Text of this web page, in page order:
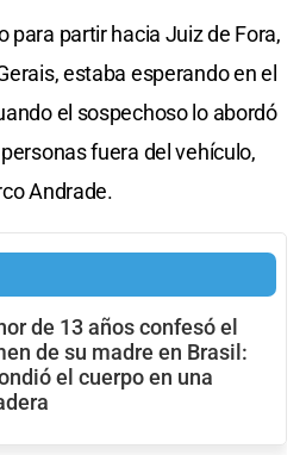
para partir hacia Juiz de Fora,
estaba esperando en el
el sospechoso lo abordó
fuera del vehículo,
Andrade.
de 13 años confesó el
de su madre en Brasil:
el cuerpo en una